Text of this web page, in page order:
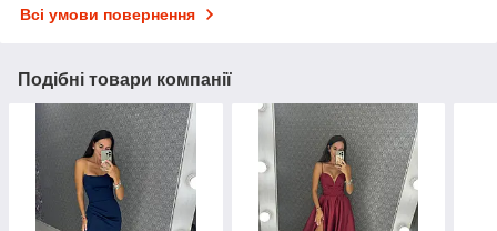
Всі умови повернення
Подібні товари компанії